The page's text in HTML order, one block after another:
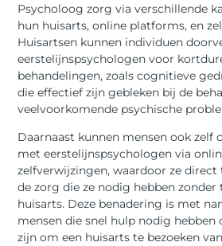
Psycholoog zorg via verschillende
hun huisarts, online platforms, en
Huisartsen kunnen individuen
eerstelijnspsychologen voor
behandelingen, zoals cognitieve
die effectief zijn gebleken bij de
veelvoorkomende psychische
Daarnaast kunnen mensen ook zelf
met eerstelijnspsychologen via
zelfverwijzingen, waardoor ze
de zorg die ze nodig hebben zonder
huisarts. Deze benadering is met
mensen die snel hulp nodig hebben
zijn om een huisarts te bezoeken